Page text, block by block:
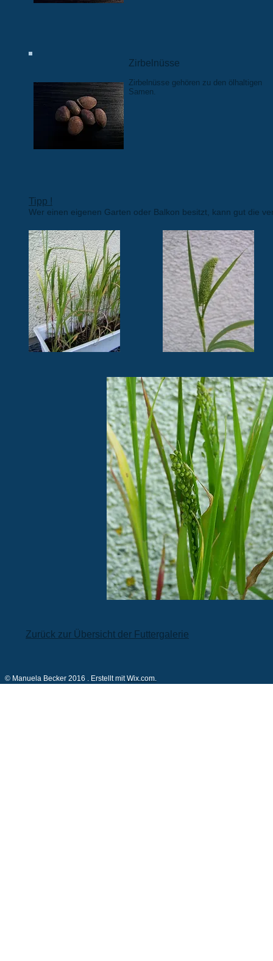
Zirbelnüsse
Zirbelnüsse gehören zu den ölhaltigen
Samen.
Tipp !
Wer einen eigenen Garten oder Balkon besitzt, kann gut die
Zurück zur Übersicht der Futtergalerie
© Manuela Becker 2016 . Erstellt mitWix.com.